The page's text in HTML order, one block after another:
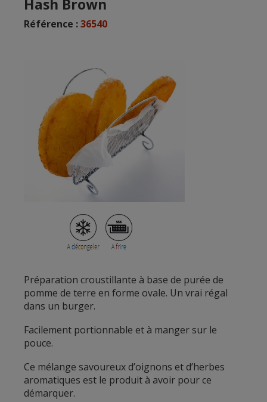
Hash Brown
Référence :36540
Préparation croustillante à base de purée de
pomme de terre en forme ovale. Un vrai régal
dans un burger.
Facilement portionnable et à manger sur le
pouce.
Ce mélange savoureux d’oignons et d’herbes
aromatiques est le produit à avoir pour ce
démarquer.